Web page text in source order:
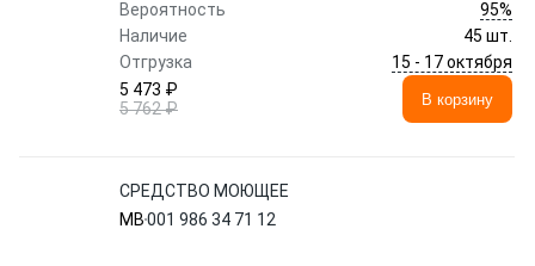
Вероятность
95%
Наличие
45 шт.
Отгрузка
15 - 17 октября
5 473 ₽
5 762 ₽
В корзину
СРЕДСТВО МОЮЩЕЕ
MB001 986 34 71 12